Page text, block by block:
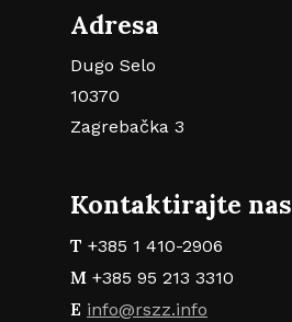
Adresa
Dugo Selo
10370
Zagrebačka 3
Kontaktirajte nas
T +385 1 410-2906
M +385 95 213 3310
E info@rszz.info